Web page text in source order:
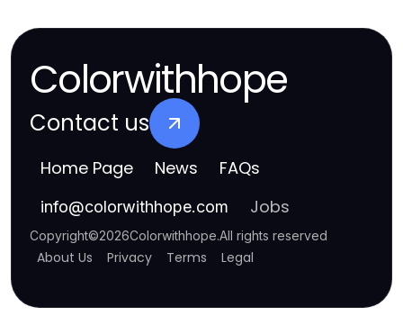
Colorwithhope
Contact us
Home Page News FAQs
info@colorwithhope.com Jobs
Copyright©2026Colorwithhope.All rights reserved
About Us Privacy Terms Legal